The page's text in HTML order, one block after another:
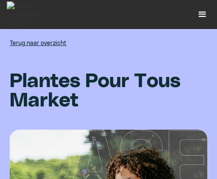
Terug naar overzicht
P antes Pour Tous
M ar ket